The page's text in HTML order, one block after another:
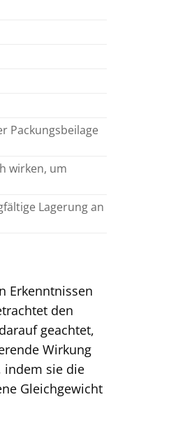
Packungsbeilage
wirken, um
Lagerung an
Erkenntnissen
den
geachtet,
Wirkung
indem sie die
Gleichgewicht